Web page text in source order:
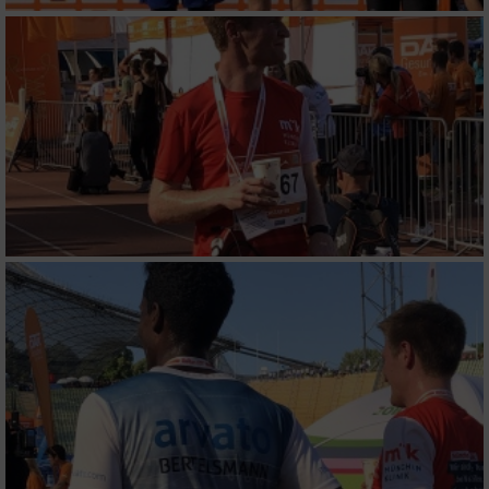
Erstellung von Profilen für personalisierte
Werbung
Verwendung von Profilen zur Auswahl
personalisierter Werbung
Erstellung von Profilen zur Personalisierung
von Inhalten
Verwendung von Profilen zur Auswahl
personalisierter Inhalte
Messung der Werbeleistung
Messung der Performance von Inhalten
Analyse von Zielgruppen durch Statistiken
oder Kombinationen von Daten aus